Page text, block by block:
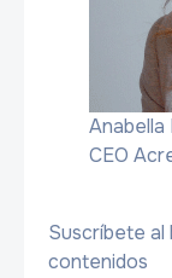
Anabella
CEO
Suscríbete
contenidos